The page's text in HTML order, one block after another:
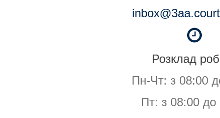
Розклад
Пн-Чт: з 08:00
Пт: з 08:00 до